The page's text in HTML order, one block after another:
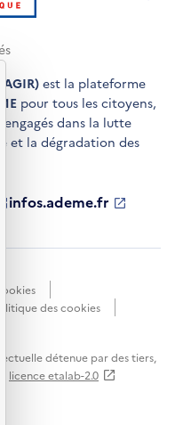
est la plateforme
pour tous les citoyens,
dans la lutte
et la dégradation des
infos.ademe.fr
S'ouvre
nouvelle
Politique des cookies
détenue par des tiers,
licence etalab-2.0